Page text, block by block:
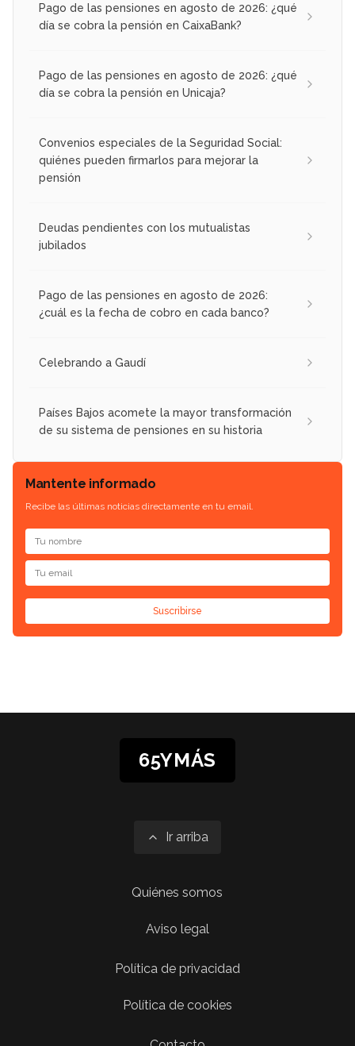
Pago de las pensiones en agosto de 2026: ¿qué
día se cobra la pensión en CaixaBank?
Pago de las pensiones en agosto de 2026: ¿qué
día se cobra la pensión en Unicaja?
Convenios especiales de la Seguridad Social:
quiénes pueden firmarlos para mejorar la
pensión
Deudas pendientes con los mutualistas
jubilados
Pago de las pensiones en agosto de 2026:
¿cuál es la fecha de cobro en cada banco?
Celebrando a Gaudí
Países Bajos acomete la mayor transformación
de su sistema de pensiones en su historia
Mantente informado
Recibe las últimas noticias directamente en tu email.
Suscribirse
65YMÁS
Ir arriba
Quiénes somos
Aviso legal
Política de privacidad
Política de cookies